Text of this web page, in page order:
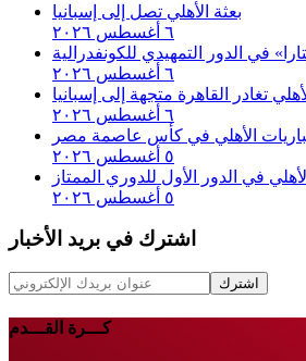
بعثة الأهلي تصل إلى إسبانيا
٦ أغسطس ٢٠٢٦
في الدور التمهيدي للكونفدرالية
٦ أغسطس ٢٠٢٦
تغادر القاهرة متجهة إلى إسبانيا
٦ أغسطس ٢٠٢٦
الأهلي في كأس عاصمة مصر
٥ أغسطس ٢٠٢٦
في الدور الأول للدوري الممتاز
٥ أغسطس ٢٠٢٦
اشترك في بريد الأخبار
اشترك
كـــرة القـــدم